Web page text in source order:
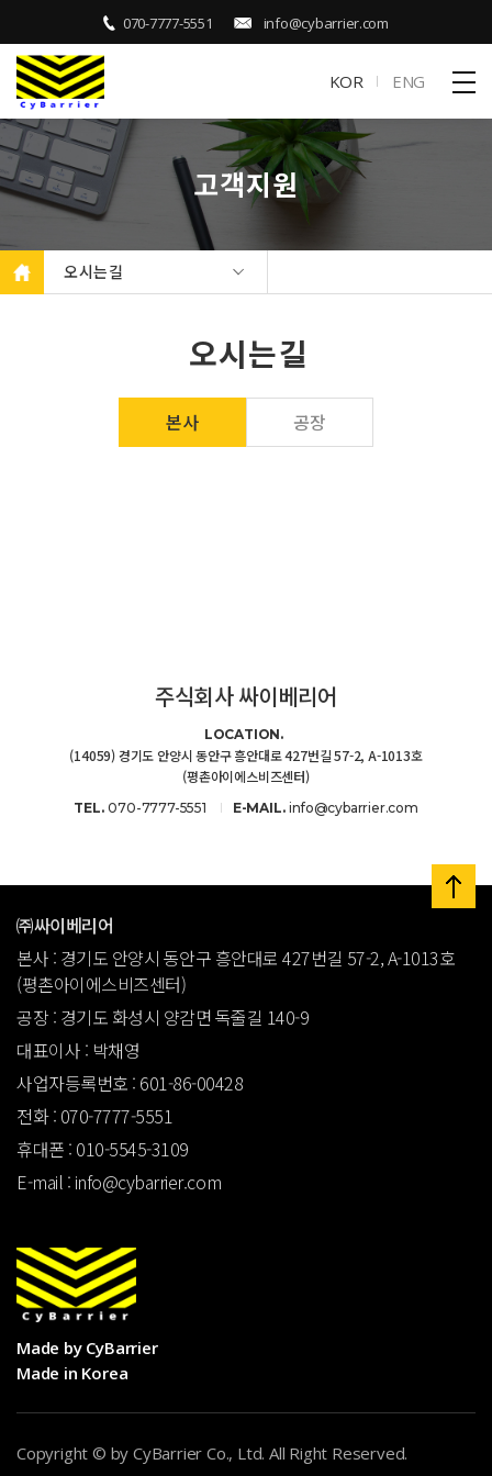
070-7777-5551 info@cybarrier.com
KOR ENG
고객지원
오시는길
오시는길
본사 공장
주식회사 싸이베리어
LOCATION.
(14059) 경기도 안양시 동안구 흥안대로 427번길 57-2, A-1013호
(평촌아이에스비즈센터)
TEL. 070-7777-5551 E-MAIL. info@cybarrier.com
㈜싸이베리어
본사 : 경기도 안양시 동안구 흥안대로 427번길 57-2, A-1013호
(평촌아이에스비즈센터)
공장 : 경기도 화성시 양감면 독줄길 140-9
대표이사 : 박채영
사업자등록번호 : 601-86-00428
전화 : 070-7777-5551
휴대폰 : 010-5545-3109
E-mail : info@cybarrier.com
Made by CyBarrier
Made in Korea
Copyright © by CyBarrier Co., Ltd. All Right Reserved.